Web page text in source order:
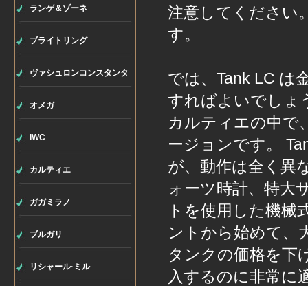
ランゲ＆ゾーネ
ブライトリング
ヴァシュロンコンスタンタ
ン
オメガ
IWC
カルティエ
ガガミラノ
ブルガリ
リシャール·ミル
注意してください
す。
では、Tank LC は
すればよいでしょ
カルティエの中で
ージョンです。
が、動作は全く異
ォーツ時計、特大
トを使用した機械
ントから始めて、
タンクの価格を下
入するのに非常に